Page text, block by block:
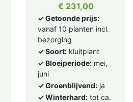
Prijs
€ 231,00
✓ Getoonde prijs:
vanaf 10 planten incl.
bezorging
✓ Soort: kluitplant
✓ Bloeiperiode: mei,
juni
✓ Groenblijvend: ja
✓ Winterhard: tot ca.